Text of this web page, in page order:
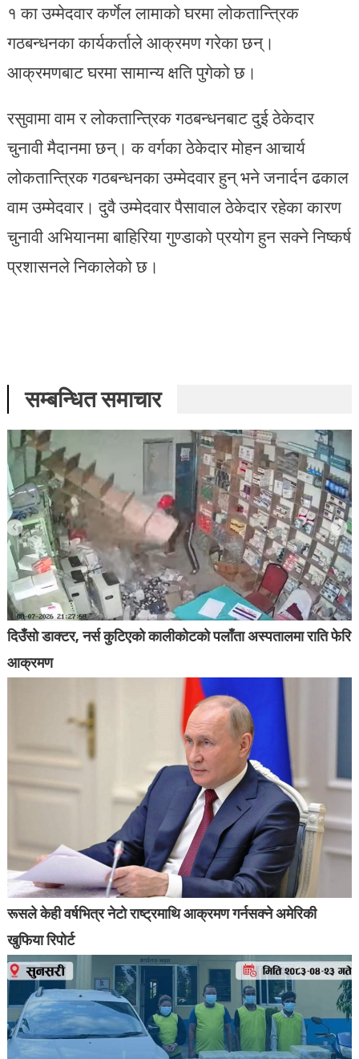
१ का उम्मेदवार कर्णेल लामाको घरमा लोकतान्त्रिक
गठबन्धनका कार्यकर्ताले आक्रमण गरेका छन्।
आक्रमणबाट घरमा सामान्य क्षति पुगेको छ।
रसुवामा वाम र लोकतान्त्रिक गठबन्धनबाट दुई ठेकेदार
चुनावी मैदानमा छन्। क वर्गका ठेकेदार मोहन आचार्य
लोकतान्त्रिक गठबन्धनका उम्मेदवार हुन् भने जनार्दन ढकाल
वाम उम्मेदवार। दुवै उम्मेदवार पैसावाल ठेकेदार रहेका कारण
चुनावी अभियानमा बाहिरिया गुण्डाको प्रयोग हुन सक्ने निष्कर्ष
प्रशासनले निकालेको छ।
सम्बन्धित समाचार
दिउँसो डाक्टर, नर्स कुटिएको कालीकोटको पलाँता अस्पतालमा राति फेरि
आक्रमण
रूसले केही वर्षभित्र नेटो राष्ट्रमाथि आक्रमण गर्नसक्ने अमेरिकी
खुफिया रिपोर्ट